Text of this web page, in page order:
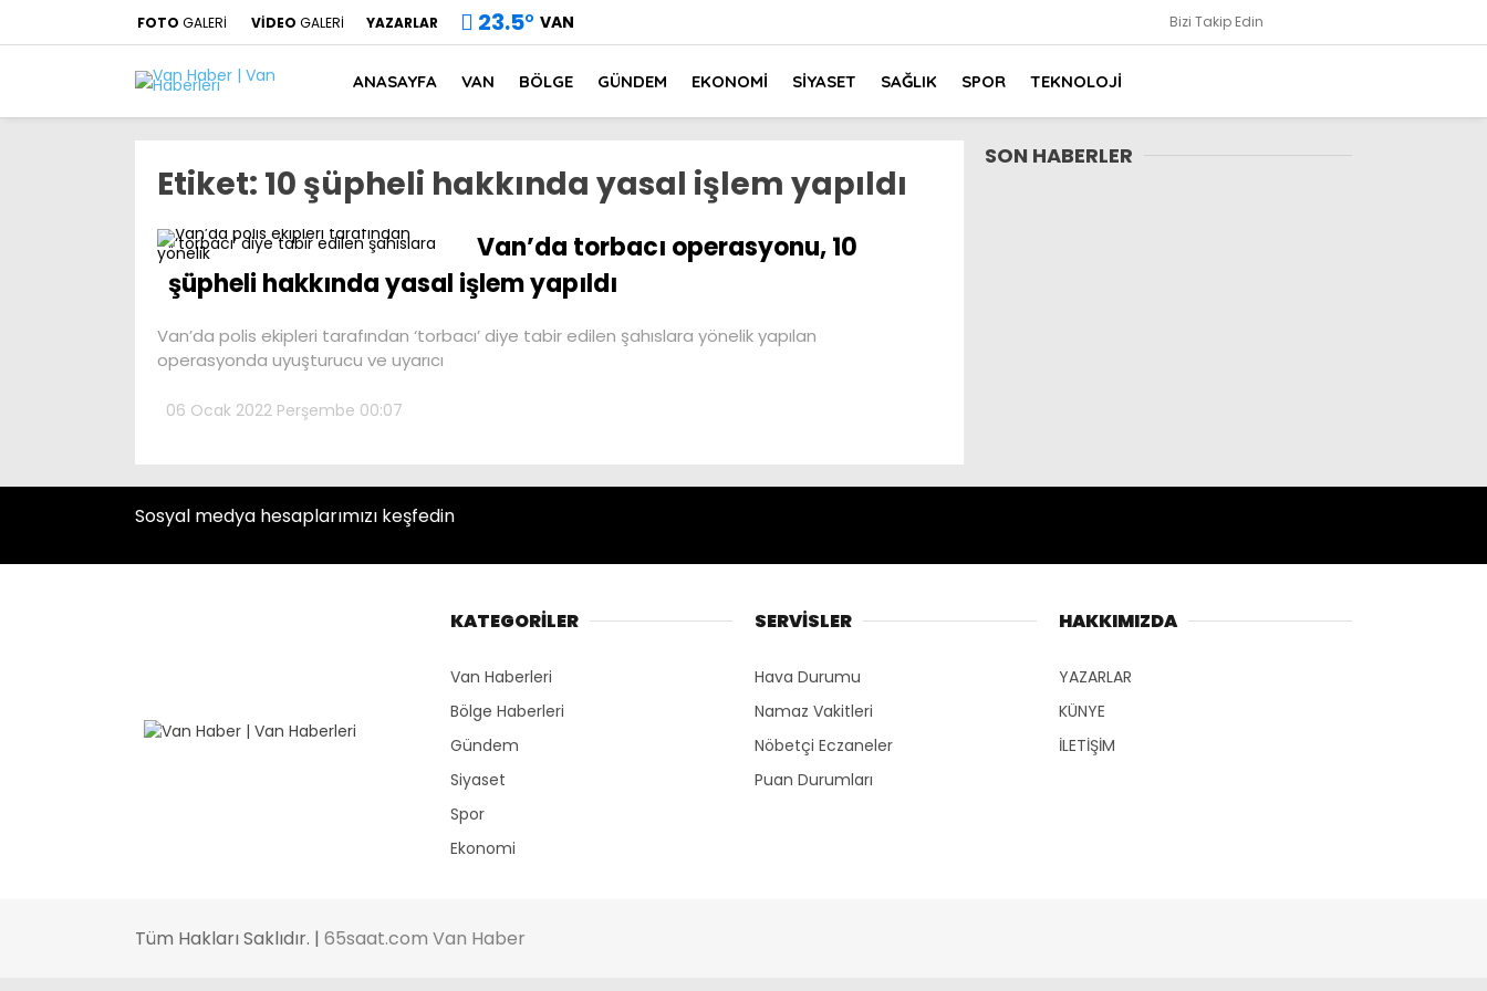
FOTO GALERİ VİDEO GALERİ YAZARLAR 23.5° VAN Bizi Takip Edin
ANASAYFA VAN BÖLGE GÜNDEM EKONOMİ SİYASET SAĞLIK SPOR TEKNOLOJİ
Etiket: 10 şüpheli hakkında yasal işlem yapıldı
Van’da torbacı operasyonu, 10
şüpheli hakkında yasal işlem yapıldı
Van’da polis ekipleri tarafından ‘torbacı’ diye tabir edilen şahıslara yönelik yapılan
operasyonda uyuşturucu ve uyarıcı
06 Ocak 2022 Perşembe 00:07
SON HABERLER
Sosyal medya hesaplarımızı keşfedin
KATEGORİLER
Van Haberleri
Bölge Haberleri
Gündem
Siyaset
Spor
Ekonomi
SERVİSLER
Hava Durumu
Namaz Vakitleri
Nöbetçi Eczaneler
Puan Durumları
HAKKIMIZDA
YAZARLAR
KÜNYE
İLETİŞİM
Tüm Hakları Saklıdır. | 65saat.com Van Haber